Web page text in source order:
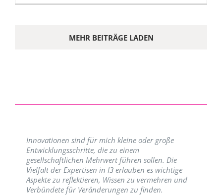
MEHR BEITRÄGE LADEN
Innovationen sind für mich kleine oder große
Entwicklungsschritte, die zu einem
gesellschaftlichen Mehrwert führen sollen. Die
Vielfalt der Expertisen in I3 erlauben es wichtige
Aspekte zu reflektieren, Wissen zu vermehren und
Verbündete für Veränderungen zu finden.